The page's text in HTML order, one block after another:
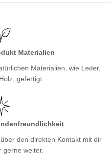
Materialien
Materialien, wie Leder,
gefertigt.
den direkten Kontakt mit dir
gerne weiter.